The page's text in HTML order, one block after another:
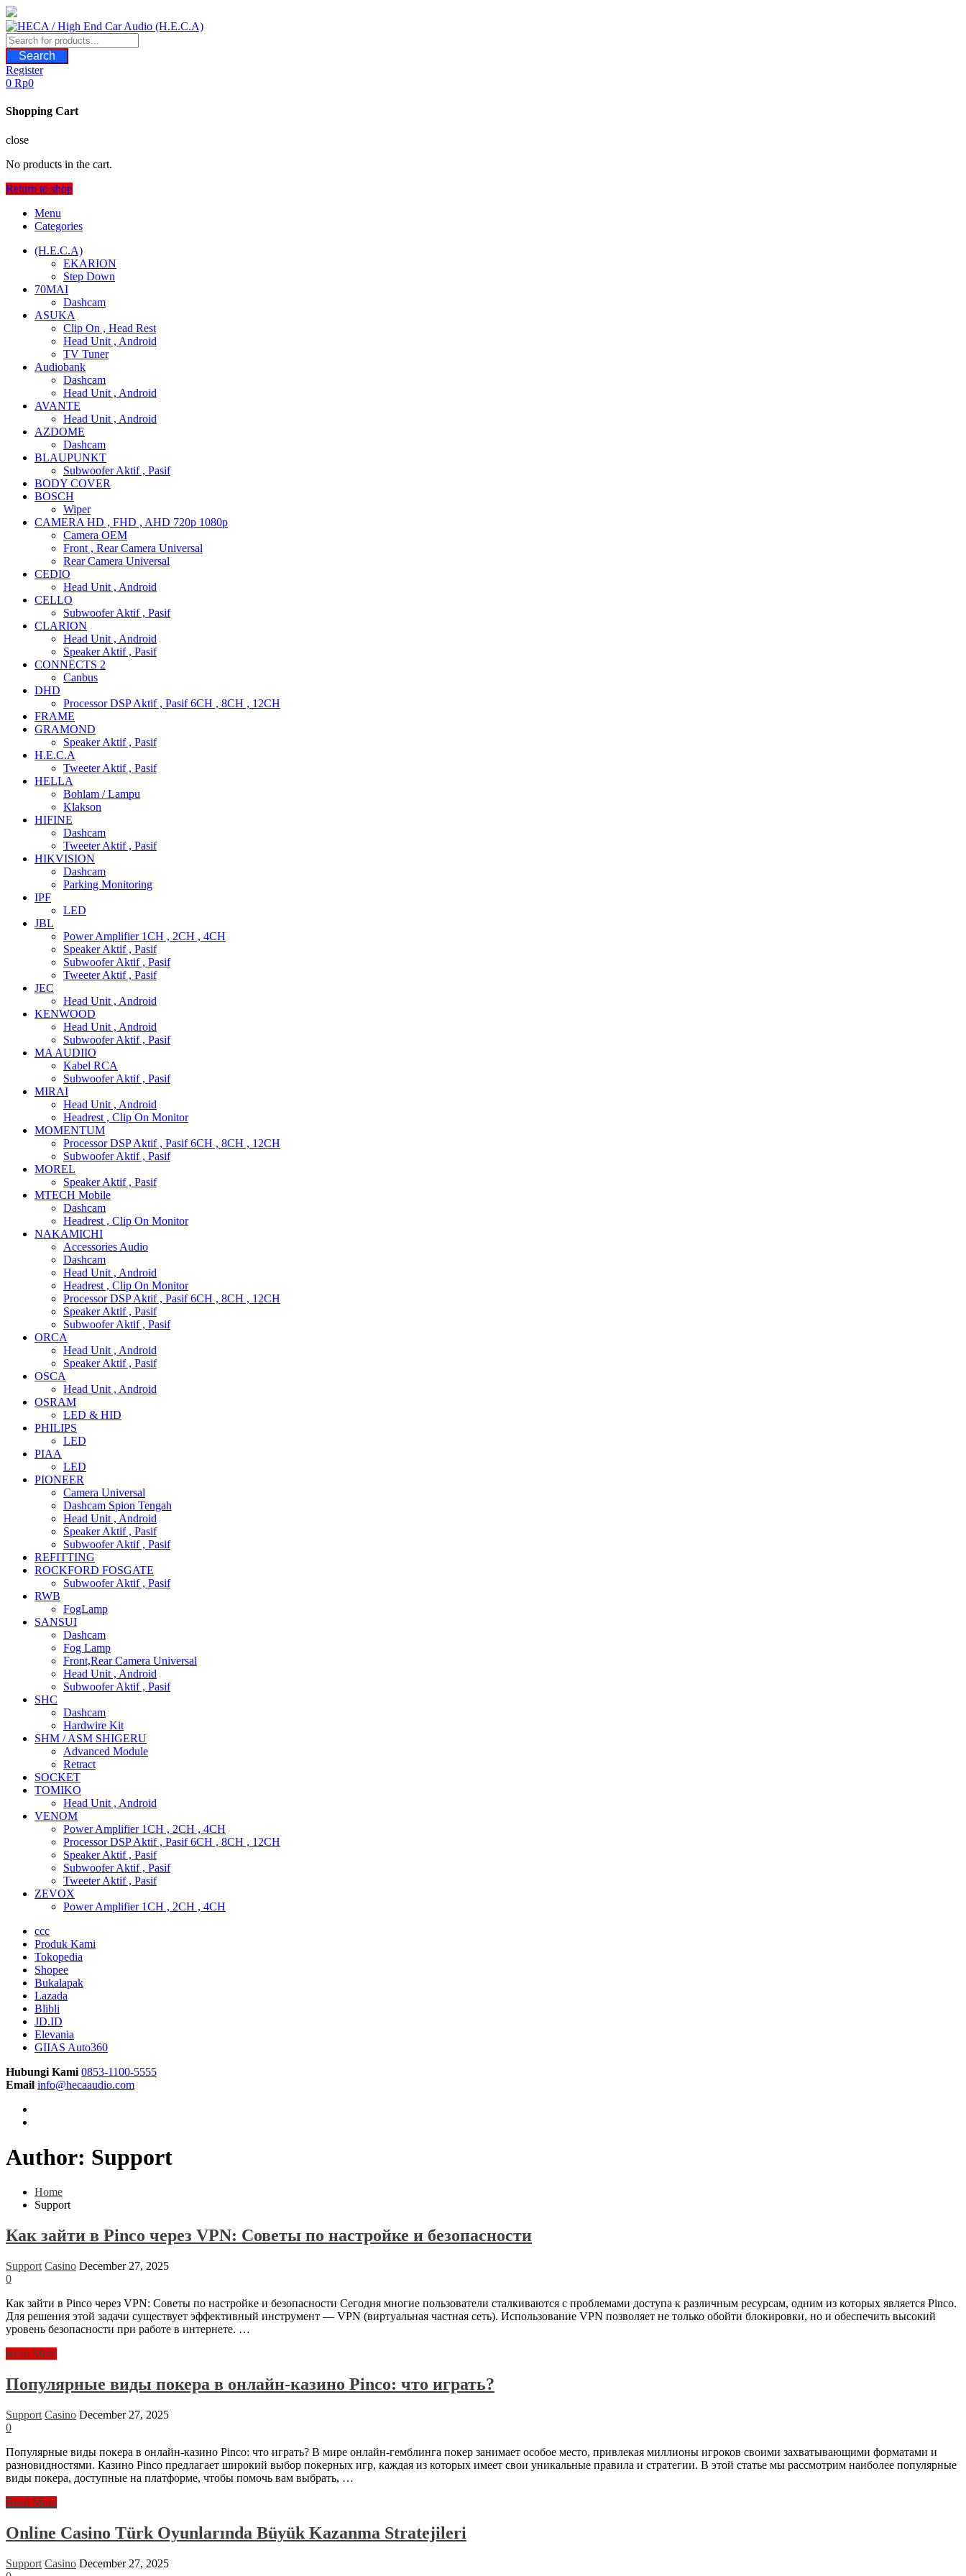
Skip
to
content
Search
Register
0 Rp0
Shopping Cart
close
No products in the cart.
Return to shop
Menu
Categories
(H.E.C.A)
EKARION
Step Down
70MAI
Dashcam
ASUKA
Clip On , Head Rest
Head Unit , Android
TV Tuner
Audiobank
Dashcam
Head Unit , Android
AVANTE
Head Unit , Android
AZDOME
Dashcam
BLAUPUNKT
Subwoofer Aktif , Pasif
BODY COVER
BOSCH
Wiper
CAMERA HD , FHD , AHD 720p 1080p
Camera OEM
Front , Rear Camera Universal
Rear Camera Universal
CEDIO
Head Unit , Android
CELLO
Subwoofer Aktif , Pasif
CLARION
Head Unit , Android
Speaker Aktif , Pasif
CONNECTS 2
Canbus
DHD
Processor DSP Aktif , Pasif 6CH , 8CH , 12CH
FRAME
GRAMOND
Speaker Aktif , Pasif
H.E.C.A
Tweeter Aktif , Pasif
HELLA
Bohlam / Lampu
Klakson
HIFINE
Dashcam
Tweeter Aktif , Pasif
HIKVISION
Dashcam
Parking Monitoring
IPF
LED
JBL
Power Amplifier 1CH , 2CH , 4CH
Speaker Aktif , Pasif
Subwoofer Aktif , Pasif
Tweeter Aktif , Pasif
JEC
Head Unit , Android
KENWOOD
Head Unit , Android
Subwoofer Aktif , Pasif
MA AUDIIO
Kabel RCA
Subwoofer Aktif , Pasif
MIRAI
Head Unit , Android
Headrest , Clip On Monitor
MOMENTUM
Processor DSP Aktif , Pasif 6CH , 8CH , 12CH
Subwoofer Aktif , Pasif
MOREL
Speaker Aktif , Pasif
MTECH Mobile
Dashcam
Headrest , Clip On Monitor
NAKAMICHI
Accessories Audio
Dashcam
Head Unit , Android
Headrest , Clip On Monitor
Processor DSP Aktif , Pasif 6CH , 8CH , 12CH
Speaker Aktif , Pasif
Subwoofer Aktif , Pasif
ORCA
Head Unit , Android
Speaker Aktif , Pasif
OSCA
Head Unit , Android
OSRAM
LED & HID
PHILIPS
LED
PIAA
LED
PIONEER
Camera Universal
Dashcam Spion Tengah
Head Unit , Android
Speaker Aktif , Pasif
Subwoofer Aktif , Pasif
REFITTING
ROCKFORD FOSGATE
Subwoofer Aktif , Pasif
RWB
FogLamp
SANSUI
Dashcam
Fog Lamp
Front,Rear Camera Universal
Head Unit , Android
Subwoofer Aktif , Pasif
SHC
Dashcam
Hardwire Kit
SHM / ASM SHIGERU
Advanced Module
Retract
SOCKET
TOMIKO
Head Unit , Android
VENOM
Power Amplifier 1CH , 2CH , 4CH
Processor DSP Aktif , Pasif 6CH , 8CH , 12CH
Speaker Aktif , Pasif
Subwoofer Aktif , Pasif
Tweeter Aktif , Pasif
ZEVOX
Power Amplifier 1CH , 2CH , 4CH
ccc
Produk Kami
Tokopedia
Shopee
Bukalapak
Lazada
Blibli
JD.ID
Elevania
GIIAS Auto360
Hubungi Kami 0853-1100-5555
Email info@hecaaudio.com
Author: Support
Home
Support
Как зайти в Pinco через VPN: Советы по настройке и безопасности
Support Casino December 27, 2025
0
Как зайти в Pinco через VPN: Советы по настройке и безопасности Сегодня многие пользователи сталкиваются с проблемами доступа к различным ресурсам, одним из которых является Pinco.
Для решения этой задачи существует эффективный инструмент — VPN (виртуальная частная сеть). Использование VPN позволяет не только обойти блокировки, но и обеспечить высокий
уровень безопасности при работе в интернете. …
Как
в
Pinco
VPN:
Советы
настройке
и
безопасности
Read More
Популярные виды покера в онлайн-казино Pinco: что играть?
Support Casino December 27, 2025
0
Популярные виды покера в онлайн-казино Pinco: что играть? В мире онлайн-гемблинга покер занимает особое место, привлекая миллионы игроков своими захватывающими форматами и
разновидностями. Казино Pinco предлагает широкий выбор покерных игр, каждая из которых имеет свои уникальные правила и стратегии. В этой статье мы рассмотрим наиболее популярные
виды покера, доступные на платформе, чтобы помочь вам выбрать, …
Популярные
покера
в
казино
Read More
Online Casino Türk Oyunlarında Büyük Kazanma Stratejileri
Support Casino December 27, 2025